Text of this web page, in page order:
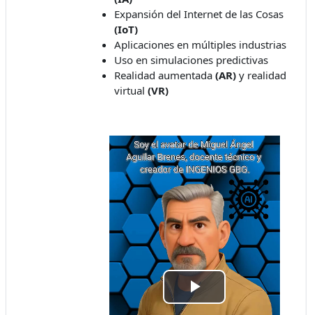
Expansión del Internet de las Cosas
(IoT)
Aplicaciones en múltiples industrias
Uso en simulaciones predictivas
Realidad aumentada (AR) y realidad
virtual (VR)
Play